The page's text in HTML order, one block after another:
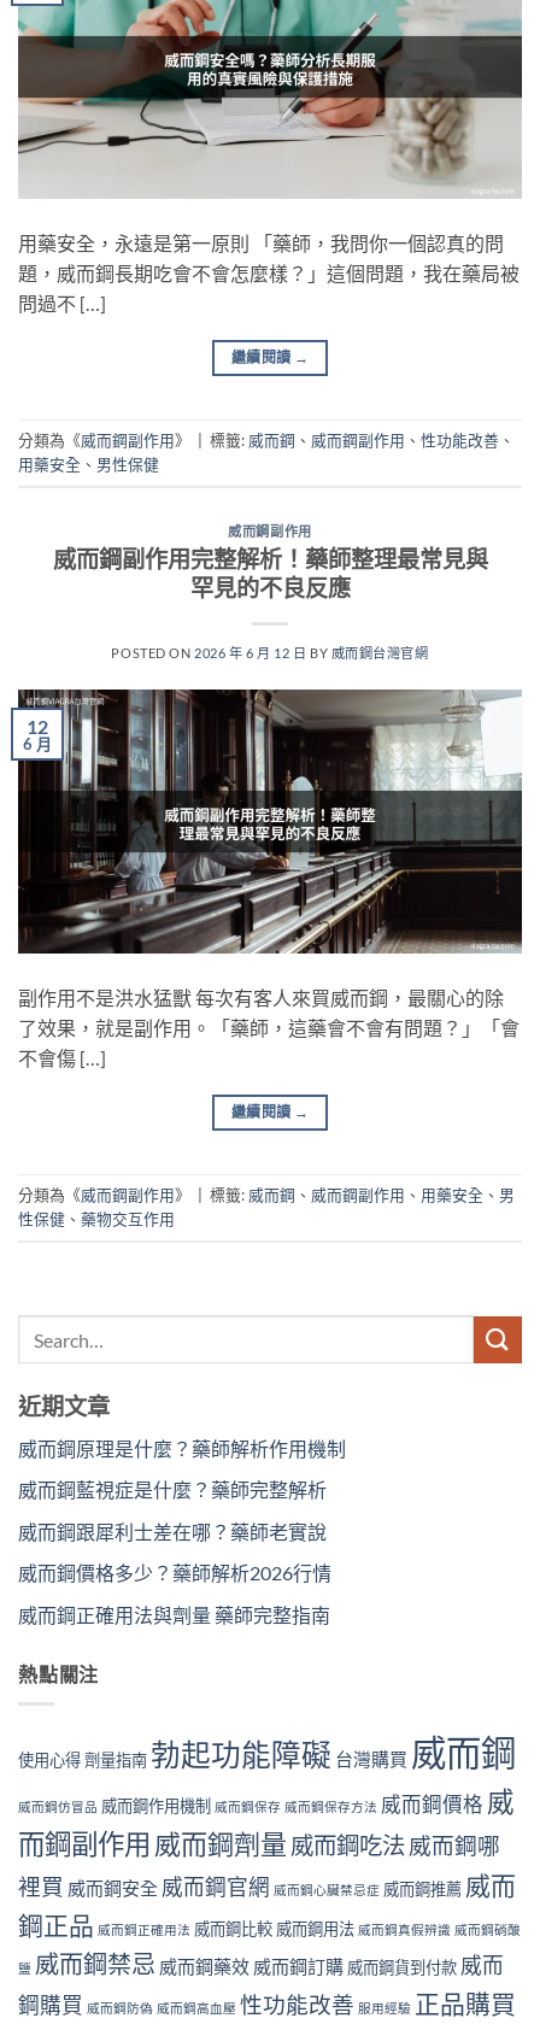
用藥安全，永遠是第一原則 「藥師，我問你一個認真的問
題，威而鋼長期吃會不會怎麼樣？」這個問題，我在藥局被
問過不 […]
繼續閱讀 →
分類為《威而鋼副作用》 標籤: 威而鋼 、 威而鋼副作用 、 性功能改善 、
用藥安全 、 男性保健
威而鋼副作用
威而鋼副作用完整解析！藥師整理最常見與
罕見的不良反應
POSTED ON 2026 年 6 月 12 日 BY 威而鋼台灣官網
12
6 月
副作用不是洪水猛獸 每次有客人來買威而鋼，最關心的除
了效果，就是副作用。「藥師，這藥會不會有問題？」「會
不會傷 […]
繼續閱讀 →
分類為《威而鋼副作用》 標籤: 威而鋼 、 威而鋼副作用 、 用藥安全 、 男
性保健 、 藥物交互作用
近期文章
威而鋼原理是什麼？藥師解析作用機制
威而鋼藍視症是什麼？藥師完整解析
威而鋼跟犀利士差在哪？藥師老實說
威而鋼價格多少？藥師解析2026行情
威而鋼正確用法與劑量 藥師完整指南
熱點關注
使用心得劑量指南 勃起功能障礙 台灣購買 威而鋼
威而鋼仿冒品 威而鋼作用機制 威而鋼保存 威而鋼保存方法 威而鋼價格 威
而鋼副作用 威而鋼劑量 威而鋼吃法威而鋼哪
裡買 威而鋼安全 威而鋼官網 威而鋼心臟禁忌症 威而鋼推薦 威而
鋼正品 威而鋼正確用法 威而鋼比較 威而鋼用法 威而鋼真假辨識 威而鋼硝酸
鹽 威而鋼禁忌 威而鋼藥效 威而鋼訂購 威而鋼貨到付款 威而
鋼購買 威而鋼防偽 威而鋼高血壓 性功能改善 服用經驗 正品購買